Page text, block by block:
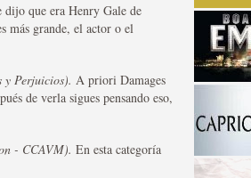
de
dijo que era Henry Gale de
más grande, el actor o el
y Perjuicios). A priori Damages
de verla sigues pensando eso,
- CCAVM). En esta categoría